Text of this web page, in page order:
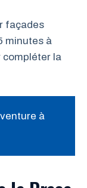
façades
minutes à
compléter la
à